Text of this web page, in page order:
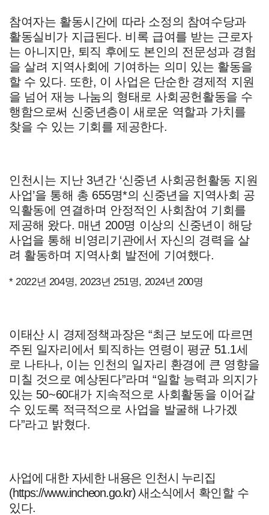
참여자는 활동시간에 따라 소정의 참여수당과
활동실비가 지급된다. 비록 급여를 받는 근로자
는 아니지만, 퇴직 후에도 본인의 전문성과 경험
을 살려 지역사회에 기여하는 의미 있는 활동을
할 수 있다. 또한, 이 사업은 단순한 경제적 지원
을 넘어 재능 나눔의 형태로 사회공헌활동을 수
행함으로써 신중년층이 새로운 역할과 가치를
찾을 수 있는 기회를 제공한다.
인천시는 지난 3년간 ‘신중년 사회공헌활동 지원
사업’을 통해 총 655명*의 신중년을 지역사회 공
익활동에 연결하며 안정적인 사회참여 기회를
제공해 왔다. 매년 200명 이상의 신중년이 해당
사업을 통해 비영리기관에서 자신의 경력을 살
려 활동하며 지역사회 발전에 기여했다.
* 2022년 204명, 2023년 251명, 2024년 200명
이태산 시 경제정책과장은“최근 보도에 따르면
주된 일자리에서 퇴직하는 연령이 평균 51.1세
로 나타나, 이는 인천의 일자리 환경에 큰 영향을
미칠 것으로 예상된다”라며“일할 능력과 의지가
있는 50~60대가 지속적으로 사회활동을 이어갈
수 있도록 적극적으로 사업을 발굴해 나가겠
다”라고 밝혔다.
사업에 대한 자세한 내용은 인천시 누리집
(https://www.incheon.go.kr)새소식에 서 확인할 수
있다.